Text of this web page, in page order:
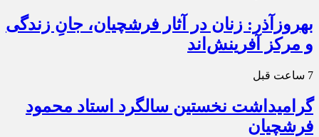
بهروزآذر: زنان در آثار فرشچیان، جانِ زندگی
و مرکز آفرینش‌اند
7 ساعت قبل
گرامیداشت نخستین سالگرد استاد محمود
فرشچیان